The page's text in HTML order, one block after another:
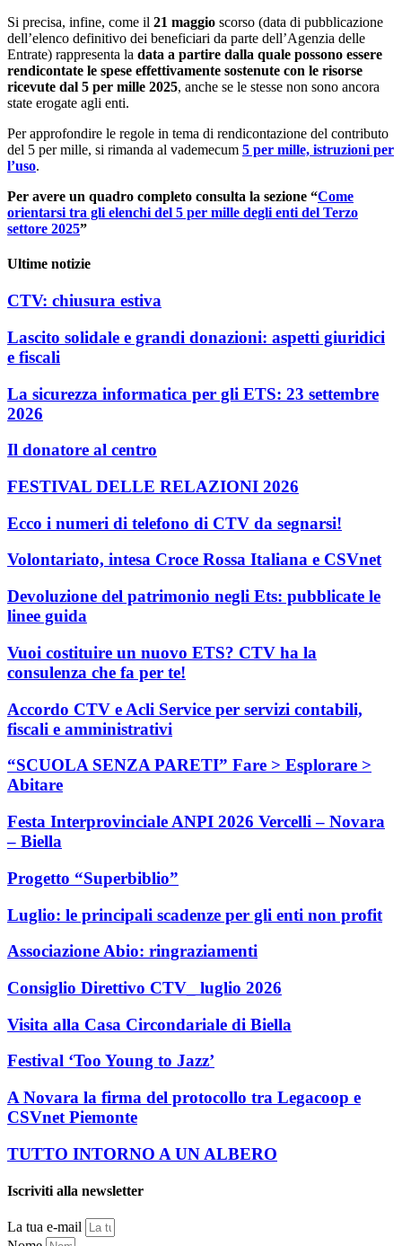
Si precisa, infine, come il 21 maggio scorso (data di pubblicazione
dell’elenco definitivo dei beneficiari da parte dell’Agenzia delle
Entrate) rappresenta la data a partire dalla quale possono essere
rendicontate le spese effettivamente sostenute con le risorse
ricevute dal 5 per mille 2025, anche se le stesse non sono ancora
state erogate agli enti.
Per approfondire le regole in tema di rendicontazione del contributo
del 5 per mille, si rimanda al vademecum 5 per mille, istruzioni per
l’uso.
Per avere un quadro completo consulta la sezione “Come
orientarsi tra gli elenchi del 5 per mille degli enti del Terzo
settore 2025”
Ultime notizie
CTV: chiusura estiva
Lascito solidale e grandi donazioni: aspetti giuridici
e fiscali
La sicurezza informatica per gli ETS: 23 settembre
2026
Il donatore al centro
FESTIVAL DELLE RELAZIONI 2026
Ecco i numeri di telefono di CTV da segnarsi!
Volontariato, intesa Croce Rossa Italiana e CSVnet
Devoluzione del patrimonio negli Ets: pubblicate le
linee guida
Vuoi costituire un nuovo ETS? CTV ha la
consulenza che fa per te!
Accordo CTV e Acli Service per servizi contabili,
fiscali e amministrativi
“SCUOLA SENZA PARETI” Fare > Esplorare >
Abitare
Festa Interprovinciale ANPI 2026 Vercelli – Novara
– Biella
Progetto “Superbiblio”
Luglio: le principali scadenze per gli enti non profit
Associazione Abio: ringraziamenti
Consiglio Direttivo CTV_ luglio 2026
Visita alla Casa Circondariale di Biella
Festival ‘Too Young to Jazz’
A Novara la firma del protocollo tra Legacoop e
CSVnet Piemonte
TUTTO INTORNO A UN ALBERO
Iscriviti alla newsletter
La tua e-mail